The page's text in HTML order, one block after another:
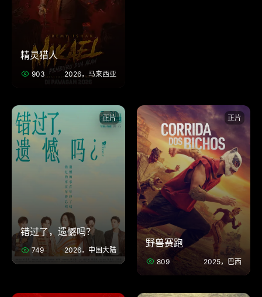
精灵猎人
903 2026，马来西亚
正片
错过了，遗憾吗？
749 2026，中国大陆
正片
野兽赛跑
809 2025，巴西